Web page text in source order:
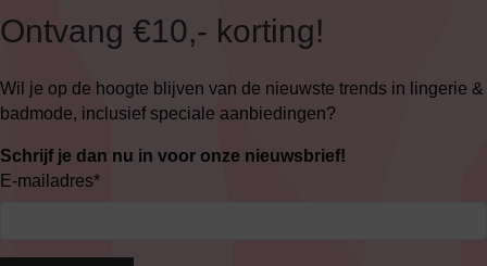
Ontvang €10,- korting!
Wil je op de hoogte blijven van de nieuwste trends in lingerie &
badmode, inclusief speciale aanbiedingen?
Schrijf je dan nu in voor onze nieuwsbrief!
E-mailadres*